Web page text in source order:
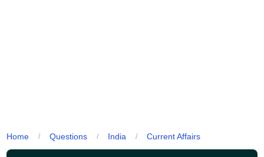
Home / Questions / India / Current Affairs